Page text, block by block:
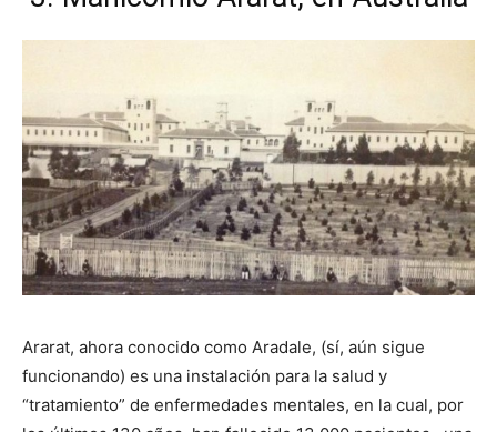
Ararat, ahora conocido como Aradale, (sí, aún sigue
funcionando) es una instalación para la salud y
“tratamiento” de enfermedades mentales, en la cual, por